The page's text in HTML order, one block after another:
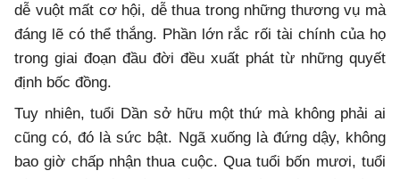
dễ vuột mất cơ hội, dễ thua trong những thương vụ mà
đáng lẽ có thể thắng. Phần lớn rắc rối tài chính của họ
trong giai đoạn đầu đời đều xuất phát từ những quyết
định bốc đồng.
Tuy nhiên, tuổi Dần sở hữu một thứ mà không phải ai
cũng có, đó là sức bật. Ngã xuống là đứng dậy, không
bao giờ chấp nhận thua cuộc. Qua tuổi bốn mươi, tuổi